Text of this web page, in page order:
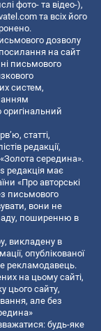
фото- та відео-),
та всіх його
дозволу
на сайт
письмового
систем,
оригінальний
статті,
редакції,
середина».
редакція має
«Про авторські
письмового
вони не
поширенню в
викладену в
опублікованої
рекламодавець.
на цьому сайті,
цього сайту,
але без
будь-яке